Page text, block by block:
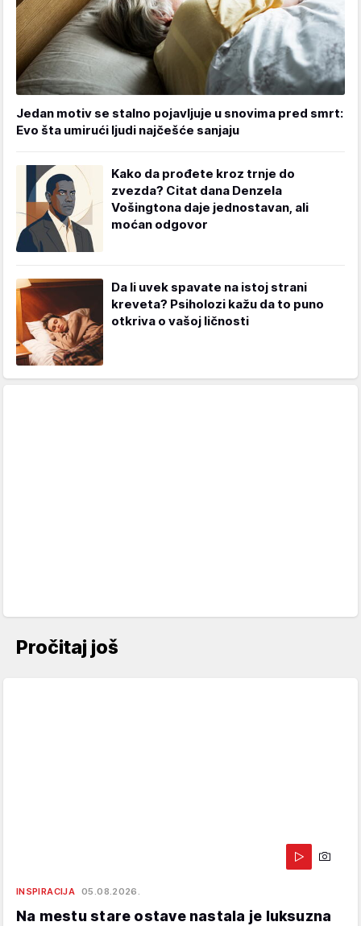
Jedan motiv se stalno pojavljuje u snovima pred smrt:
Evo šta umirući ljudi najčešće sanjaju
Kako da prođete kroz trnje do
zvezda? Citat dana Denzela
Vošingtona daje jednostavan, ali
moćan odgovor
Da li uvek spavate na istoj strani
kreveta? Psiholozi kažu da to puno
otkriva o vašoj ličnosti
Pročitaj još
INSPIRACIJA 05.08.2026.
Na mestu stare ostave nastala je luksuzna